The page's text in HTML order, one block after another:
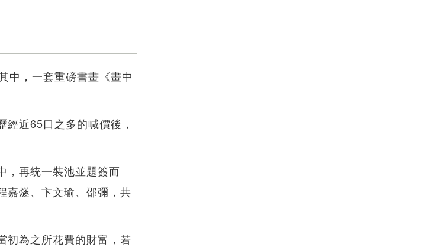
中，一套重磅書畫《畫中
近65口之多的喊價後，
，再統一裝池並題簽而
嘉燧、卞文瑜、邵彌，共
初為之所花費的財富，若